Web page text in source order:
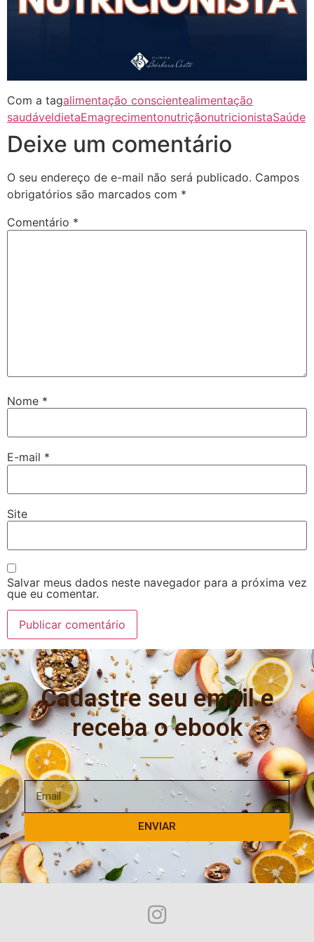
Com a tagalimentação conscientealimentação
saudáveldietaEmagrecimentonutriçãonutricionistaSaúde
Deixe um comentário
O seu endereço de e-mail não será publicado. Campos
obrigatórios são marcados com *
Comentário *
Nome *
E-mail *
Site
Salvar meus dados neste navegador para a próxima vez
que eu comentar.
Cadastre seu email e
receba o ebook
ENVIAR